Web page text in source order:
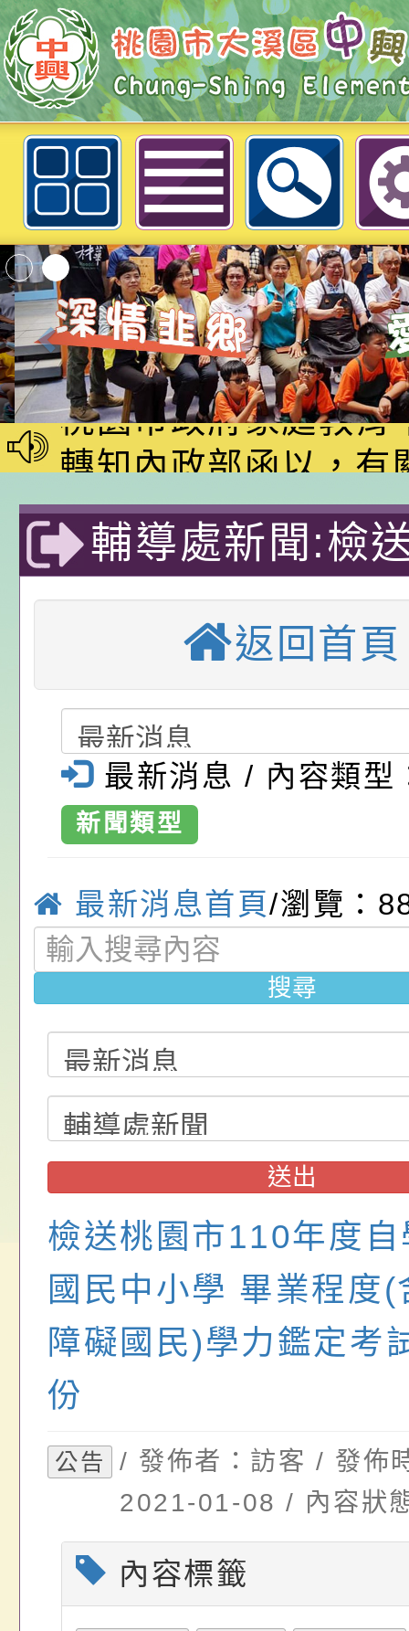
檢送桃園市110年度自學進修國民
(含身心障礙國民)學力鑑定考試簡
溪區中興國民小學
「2026桃園市孔廟
動—儒門初開 智慧
桃園市政府家庭教育
家8月課程資訊」、
電影營」、「祖孫樂
「愛『原原』不絕-
樂會」、「邁向下一
列講座及成長團體
轉知內政部函以，有
員會函釋公務員留職
赴陸應申請許可一案
中興國民小學115學
期第1次第7-9招代
甄選公告
本校「115學年度國
校課程計畫」核定一
轉知教育部國民及學
辦理「115年度教育
前教育署辦理性別平
置課程與教學人才庫
畫」一案， 請教師
請，請查照。
公告:桃園市政府腸
施問答集
轉知:桃園市交通局
減碳存摺2.0」全民
桃園市政府家庭教
年度祖孫樂淘桃－祖
祝活動」海報電子檔
關（構）、學校、民
名參加，請查照
轉知有關銓敘部建置
員退休所得重審後實
亦可利用
「2026桃園市孔廟
家8月課程資訊」、
電影營」、「祖孫樂
「愛『原原』不絕-
樂會」、「邁向下一
列講座及成長團體」
轉知內政部函以，有
員會函釋公務員留職
赴陸應申請許可一案
中興國民小學115學
期第1次第7-9招代課
甄選公告
本校「115學年度國
校課程計畫」核定一
轉知教育部國民及學
辦理「115年度教育
前教育署辦理性別平
置課程與教學人才庫
畫」一案， 請教師
請，請查照。
公告:桃園市政府腸
施問答集
轉知:桃園市交通局
減碳存摺2.0」全民
桃園市政府家庭教育
年度祖孫樂淘桃－祖
祝活動」海報電子檔
位協助鼓勵所屬同仁
關（構）、學校、民
名參加，請查照
轉知有關銓敘部建置
員退休所得重審後實
算器」，公立學校退
亦可利用
輔導處新聞:檢
110年度自學
中小學 畢業程
心障礙國民)學
試簡章1份-桃
區中興國民小
育國小
返回首頁
最新消息 / 內容類型
新聞類型
最新消息首頁/瀏覽：
搜尋
送出
檢送桃園市110年度
國民中小學 畢業程度(
障礙國民)學力鑑定考
份
公告
/ 發佈者：訪客 / 發佈
2021-01-08 / 內容狀
內容標籤